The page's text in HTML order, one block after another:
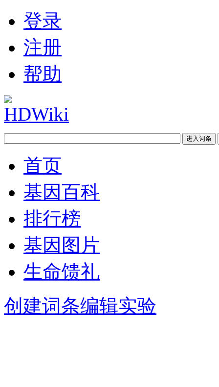
登录
注册
帮助
首页
基因百科
排行榜
基因图片
生命馈礼
创建词条编辑实验